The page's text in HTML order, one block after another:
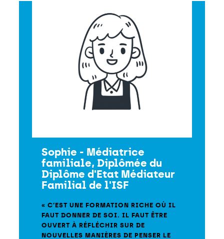
Sophie - Médiatrice
familiale, Diplômée du
Diplôme d'Etat Médiateur
Familial de l'ISF
« C’EST UNE FORMATION RICHE OÙ IL
FAUT DONNER DE SOI. IL FAUT ÊTRE
OUVERT À RÉFLÉCHIR SUR DE
NOUVELLES MANIÈRES DE PENSER LE